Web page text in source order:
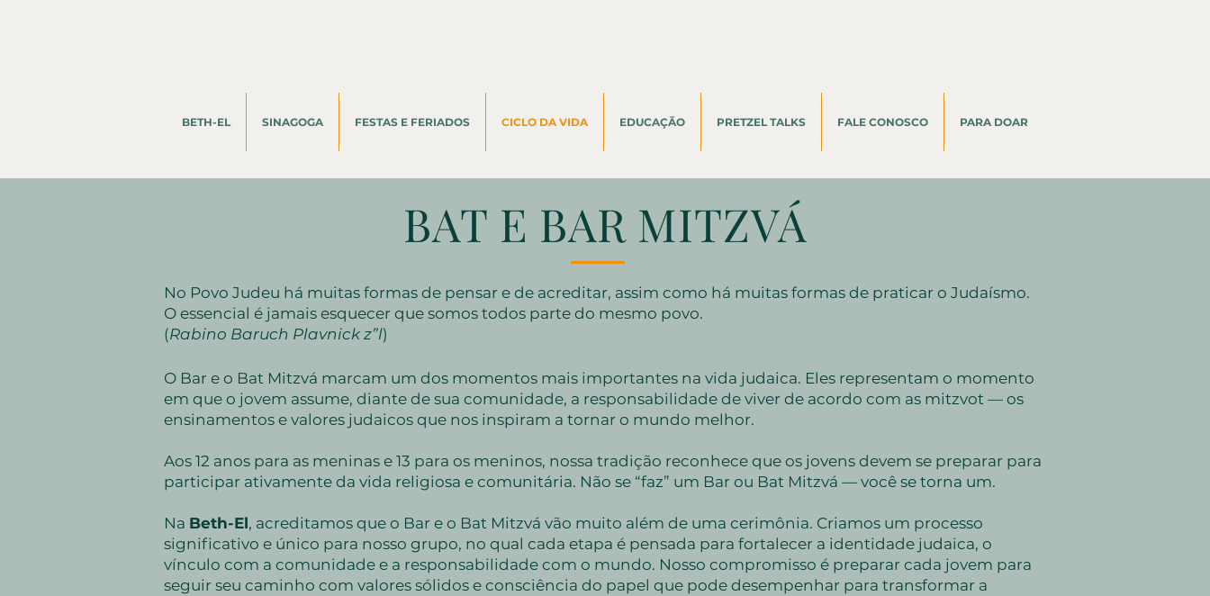
BAT E BAR MITZVÁ
No Povo Judeu há muitas formas de pensar e de acreditar, assim como há muitas formas de praticar o Judaísmo.
O essencial é jamais esquecer que somos todos parte do mesmo povo.
(Rabino Baruch Plavnick z”l)
O Bar e o Bat Mitzvá marcam um dos momentos mais importantes na vida judaica. Eles representam o momento
em que o jovem assume, diante de sua comunidade, a responsabilidade de viver de acordo com as mitzvot — os
ensinamentos e valores judaicos que nos inspiram a tornar o mundo melhor.
Aos 12 anos para as meninas e 13 para os meninos, nossa tradição reconhece que os jovens devem se preparar para
participar ativamente da vida religiosa e comunitária. Não se “faz” um Bar ou Bat Mitzvá — você se torna um.
Na Beth-El, acreditamos que o Bar e o Bat Mitzvá vão muito além de uma cerimônia. Criamos um processo
significativo e único para nosso grupo, no qual cada etapa é pensada para fortalecer a identidade judaica, o
vínculo com a comunidade e a responsabilidade com o mundo. Nosso compromisso é preparar cada jovem para
seguir seu caminho com valores sólidos e consciência do papel que pode desempenhar para transformar a
BETH-EL SINAGOGA FESTAS E FERIADOS CICLO DA VIDA EDUCAÇÃO PRETZEL TALKS FALE CONOSCO PARA DOAR